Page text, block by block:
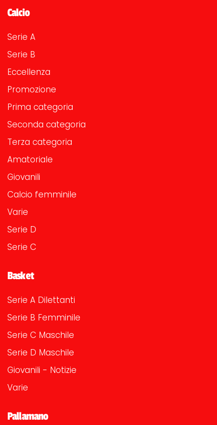
Calcio
Serie A
Serie B
Eccellenza
Promozione
Prima categoria
Seconda categoria
Terza categoria
Amatoriale
Giovanili
Calcio femminile
Varie
Serie D
Serie C
Basket
Serie A Dilettanti
Serie B Femminile
Serie C Maschile
Serie D Maschile
Giovanili - Notizie
Varie
Pallamano